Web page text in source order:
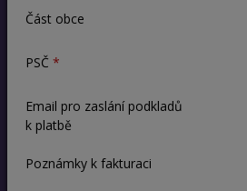
Část obce
PSČ
Email pro zaslání podkladů
k platbě
Poznámky k fakturaci